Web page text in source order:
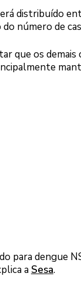
distribuído
número de
que os
para dengue
a Sesa.